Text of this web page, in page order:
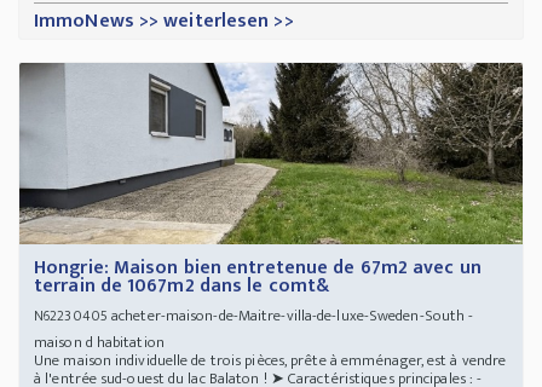
ImmoNews >> weiterlesen >>
Hongrie: Maison bien entretenue de 67m2 avec un
terrain de 1067m2 dans le comt&
N62230405 acheter-maison-de-Maitre-villa-de-luxe-Sweden-South -
maison d habitation
Une maison individuelle de trois pièces, prête à emménager, est à vendre
à l'entrée sud-ouest du lac Balaton ! ➤ Caractéristiques principales : -